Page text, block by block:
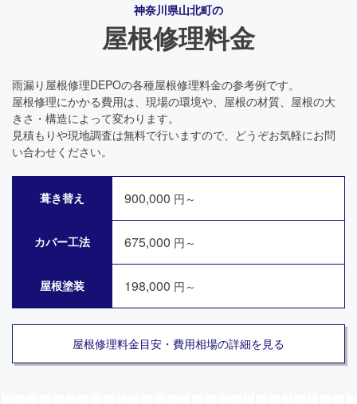
神奈川県山北町の
屋根修理料金
雨漏り屋根修理DEPOの各種屋根修理料金の参考例です。
屋根修理にかかる費用は、現場の環境や、屋根の材質、屋根の大
きさ・構造によって変わります。
見積もりや現地調査は無料で行いますので、どうぞお気軽にお問
い合わせください。
葺き替え 900,000 円～
カバー工法 675,000 円～
屋根塗装 198,000 円～
屋根修理料金目安・費用相場の詳細を見る